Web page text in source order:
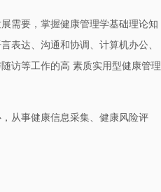
需要，掌握健康管理学基础理论知
表达、沟通和协调、计算机办公、
访等工作的高 素质实用型健康管理
从事健康信息采集、健康风险评